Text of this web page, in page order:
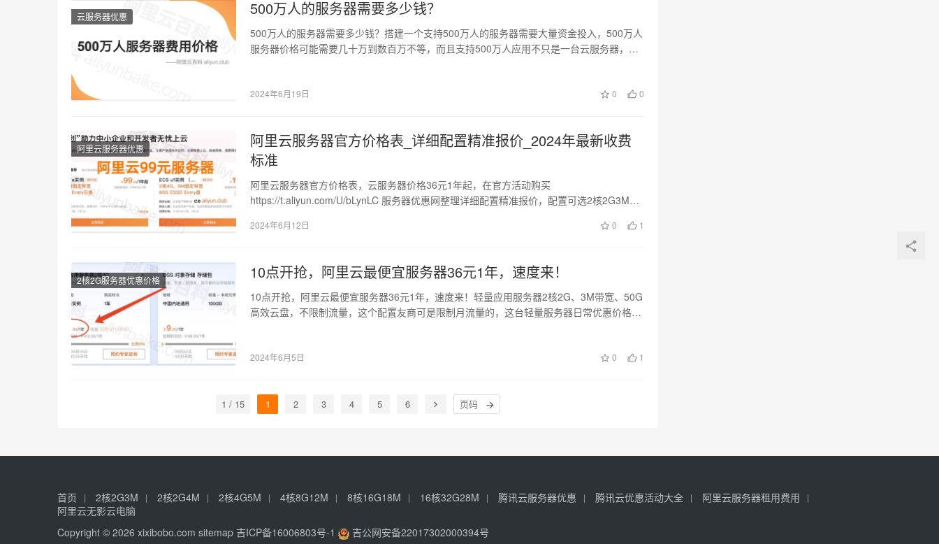
云服务器优惠 500万人的服务器需要多少钱？
500万人的服务器需要多少钱？搭建一个支持500万人的服务器需要大量资金投入，500万人
服务器价格可能需要几十万到数百万不等，而且支持500万人应用不只是一台云服务器，需
2024年6月19日 0 0
阿里云服务器优惠
阿里云服务器官方价格表_详细配置精准报价_2024年最新收费
标准
阿里云服务器官方价格表，云服务器价格36元1年起，在官方活动购买
https://t.aliyun.com/U/bLynLC 服务器优惠网整理详细配置精准报价，配置可选2核2G3M…
2024年6月12日 0 1
2核2G服务器优惠价格 10点开抢，阿里云最便宜服务器36元1年，速度来！
10点开抢，阿里云最便宜服务器36元1年，速度来！轻量应用服务器2核2G、3M带宽、50G
高效云盘，不限制流量，这个配置友商可是限制月流量的，这台轻量服务器日常优惠价格是
2024年6月5日 0 1
1 / 15 1 2 3 4 5 6
首页 2核2G3M 2核2G4M 2核4G5M 4核8G12M 8核16G18M 16核32G28M 腾讯云服务器优惠 腾讯云优惠活动大全
阿里云服务器租用费用
阿里云无影云电脑
Copyright © 2026 xixibobo.com sitemap 吉ICP备16006803号-1 吉公网安备22017302000394号